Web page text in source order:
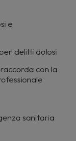
e
delitti dolosi
con la
sanitaria